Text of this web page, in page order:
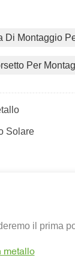
Di Montaggio
Per
Solare
il prima
metallo